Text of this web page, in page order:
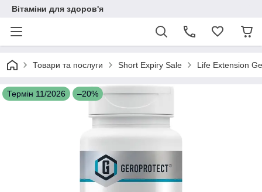
Вітаміни для здоров'я
Товари та послуги Short Expiry Sale Life Extension
Термін 11/2026 –20%